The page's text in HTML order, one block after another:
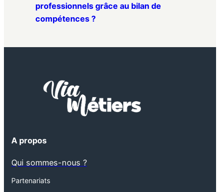
professionnels grâce au bilan de
compétences ?
A propos
Qui sommes-nous ?
Partenariats